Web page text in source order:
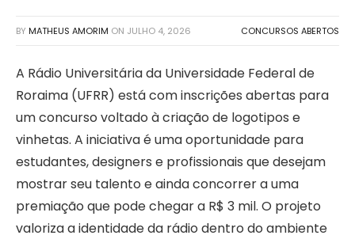
BY MATHEUS AMORIM ON JULHO 4, 2026 CONCURSOS ABERTOS
A Rádio Universitária da Universidade Federal de
Roraima (UFRR) está com inscrições abertas para
um concurso voltado à criação de logotipos e
vinhetas. A iniciativa é uma oportunidade para
estudantes, designers e profissionais que desejam
mostrar seu talento e ainda concorrer a uma
premiação que pode chegar a R$ 3 mil. O projeto
valoriza a identidade da rádio dentro do ambiente